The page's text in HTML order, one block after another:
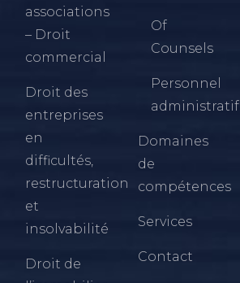
associations
– Droit
commercial
Droit des
entreprises
en
difficultés,
restructuration
et
insolvabilité
Droit de
Of
Counsels
Personnel
administratif
Domaines
de
compétences
Services
Contact